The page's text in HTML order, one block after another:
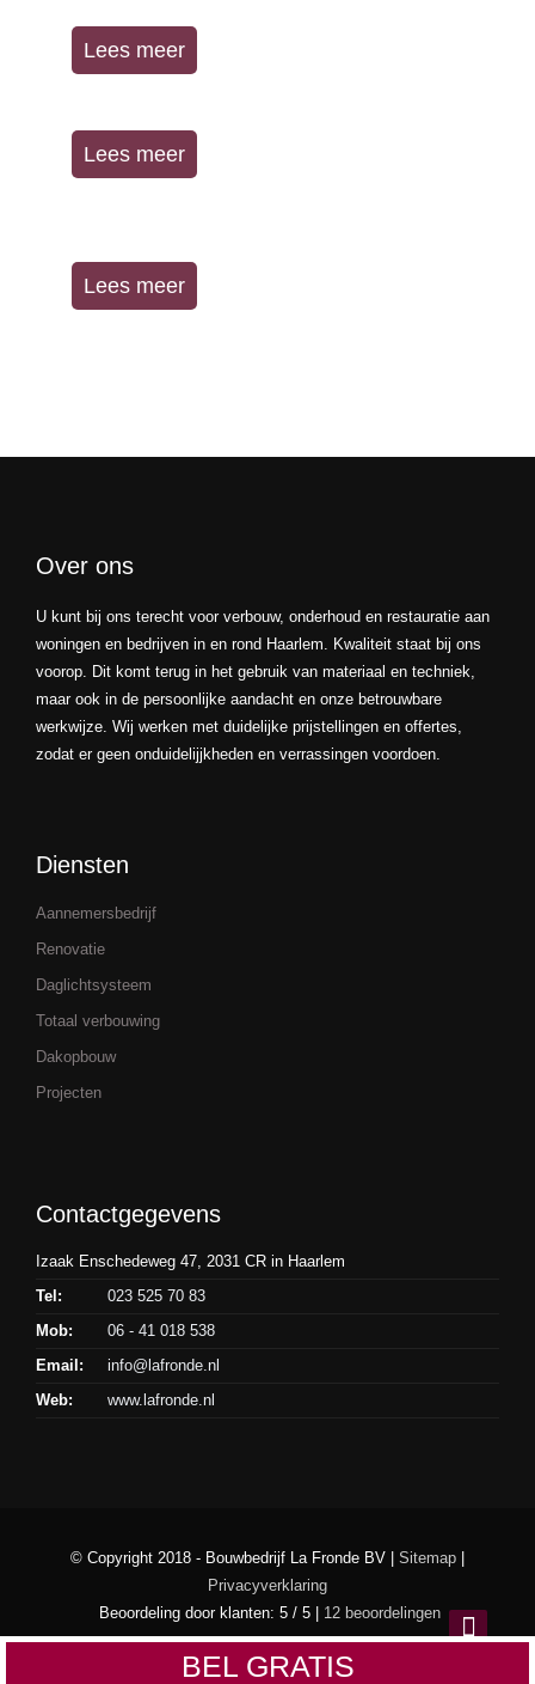
Lees meer
Lees meer
Lees meer
Over ons
U kunt bij ons terecht voor verbouw, onderhoud en restauratie aan
woningen en bedrijven in en rond Haarlem. Kwaliteit staat bij ons
voorop. Dit komt terug in het gebruik van materiaal en techniek,
maar ook in de persoonlijke aandacht en onze betrouwbare
werkwijze. Wij werken met duidelijke prijstellingen en offertes,
zodat er geen onduidelijjkheden en verrassingen voordoen.
Diensten
Aannemersbedrijf
Renovatie
Daglichtsysteem
Totaal verbouwing
Dakopbouw
Projecten
Contactgegevens
Izaak Enschedeweg 47, 2031 CR in Haarlem
Tel:
023 525 70 83
Mob:
06 - 41 018 538
Email:
info@lafronde.nl
Web:
www.lafronde.nl
© Copyright 2018 - Bouwbedrijf La Fronde BV | Sitemap
Privacyverklaring
Beoordeling door klanten: 5 / 5 12 beoordelingen
BEL GRATIS